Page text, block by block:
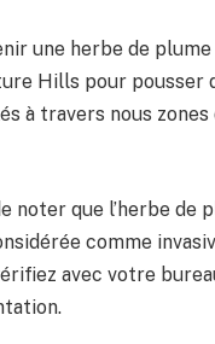
une herbe de plume
Hills pour pousser
à travers nous
noter que l’herbe de
comme
avec votre